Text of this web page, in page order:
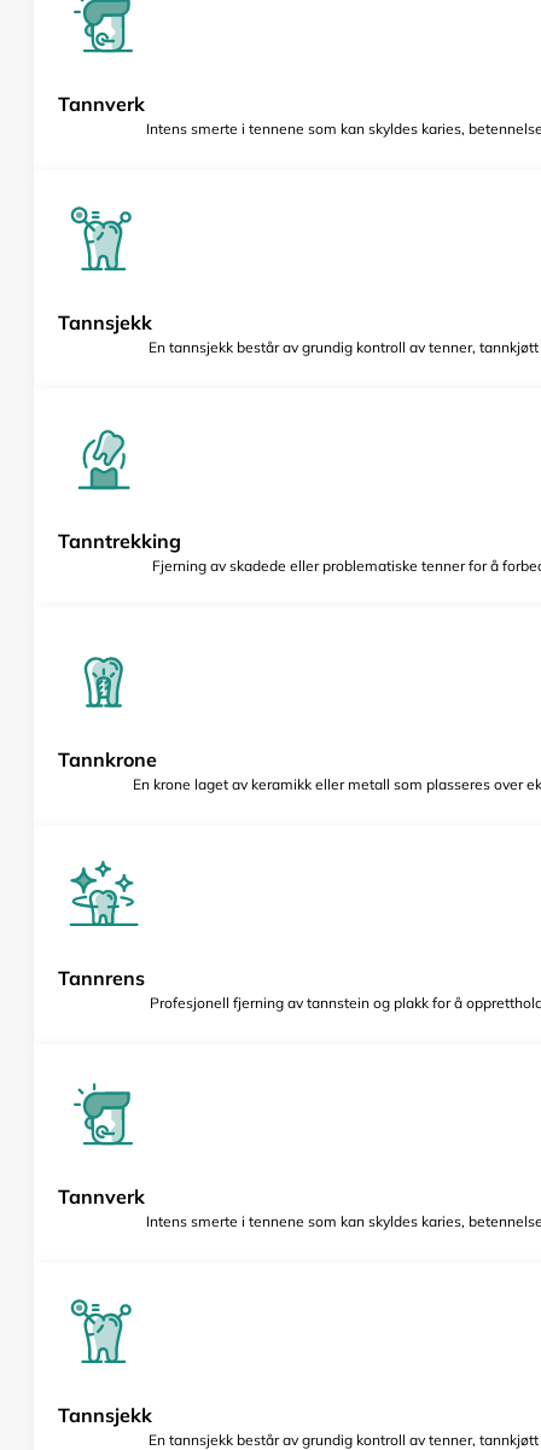
Tannverk
Intens smerte i tennene som kan skyldes karies,
Tannsjekk
En tannsjekk består av grundig kontroll av tenner,
Tanntrekking
Fjerning av skadede eller problematiske tenner for å
Tannkrone
En krone laget av keramikk eller metall som plasseres over
Tannrens
Profesjonell fjerning av tannstein og plakk for å
Tannverk
Intens smerte i tennene som kan skyldes karies,
Tannsjekk
En tannsjekk består av grundig kontroll av tenner,